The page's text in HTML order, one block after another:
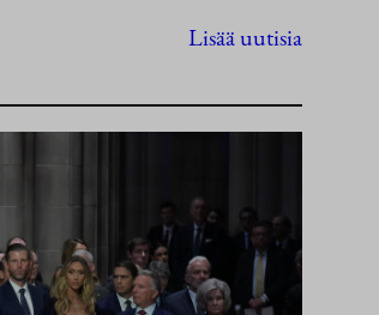
Lisää uutisia